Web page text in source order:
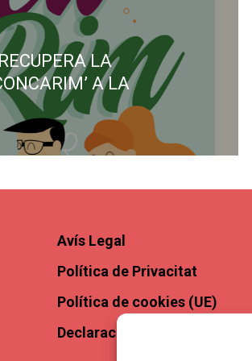
LA
A LA
Avís Legal
Política de Privacitat
Política de cookies (UE)
Declaració d’Accessibilitat